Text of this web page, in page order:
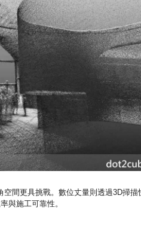
間更具挑戰。數位丈量則透過3D掃描
與施工可靠性。